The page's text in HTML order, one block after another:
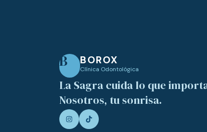
B BOROX
Clínica Odontológica
La Sagra cuida lo que
Nosotros, tu sonrisa.